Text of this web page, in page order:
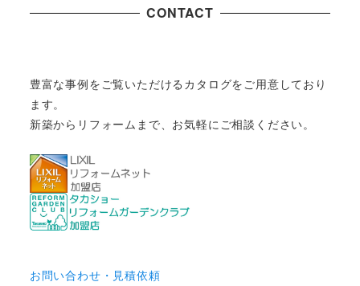
CONTACT
豊富な事例をご覧いただけるカタログをご用意しており
ます。
新築からリフォームまで、お気軽にご相談ください。
お問い合わせ・見積依頼